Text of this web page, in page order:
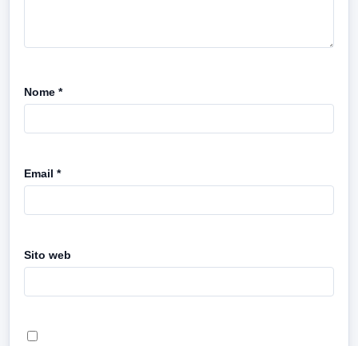
Nome *
Email *
Sito web